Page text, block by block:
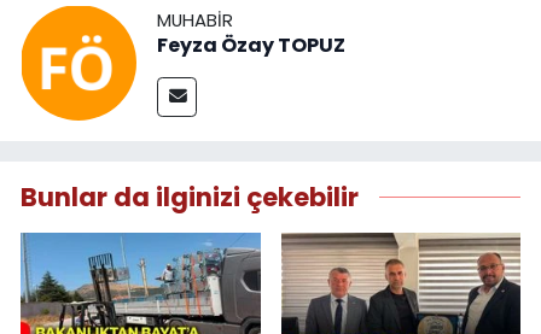
MUHABIR
Feyza Özay TOPUZ
Bunlar da ilginizi çekebilir